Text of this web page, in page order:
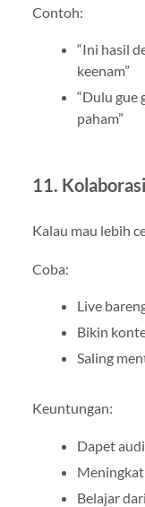
Contoh:
“Ini hasil
keenam”
“Dulu gue
paham”
11.
Kalau mau lebih
Coba:
Live
Bikin
Saling
Keuntungan:
Dapet
Belajar